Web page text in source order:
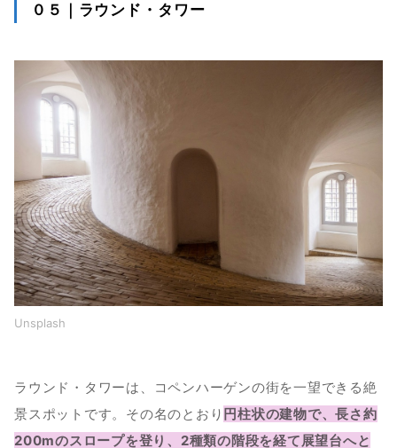
０５｜ラウンド・タワー
Unsplash
ラウンド・タワーは、コペンハーゲンの街を一望できる絶
景スポットです。その名のとおり 円柱状の建物で、長さ約
200mのスロープを登り、2種類の階段を経て展望台へと